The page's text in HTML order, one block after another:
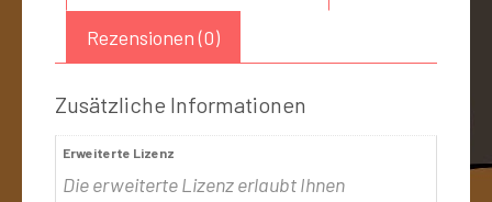
Rezensionen (0)
Zusätzliche Informationen
Erweiterte Lizenz
Die erweiterte Lizenz erlaubt Ihnen